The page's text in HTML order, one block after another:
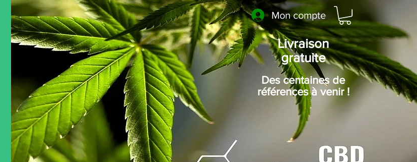
Mon compte
Livraison
gratuite
Des centaines de
références à venir !